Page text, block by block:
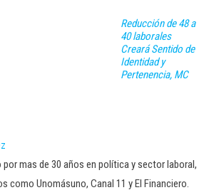
Reducción de 48 a
40 laborales
Creará Sentido de
Identidad y
Pertenencia, MC
mas de 30 años en política y sector laboral,
como Unomásuno, Canal 11 y El Financiero.